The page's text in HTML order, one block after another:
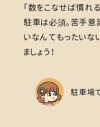
「数をこなせば慣れ
駐車は必須。苦手意
いなんてもったいな
ましょう！
駐車場